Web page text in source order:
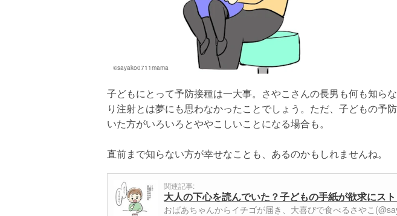
©sayako0711mama
子どもにとって予防接種は一大事。さやこさんの長男も何も知ら
り注射とは夢にも思わなかったことでしょう。ただ、子どもの予
いた方がいろいろとややこしいことになる場合も。
直前まで知らない方が幸せなことも、あるのかもしれませんね。
関連記事:
大人の下心を読んでいた？子どもの手紙が欲求にス
おばあちゃんからイチゴが届き、大喜びで食べるさやこ